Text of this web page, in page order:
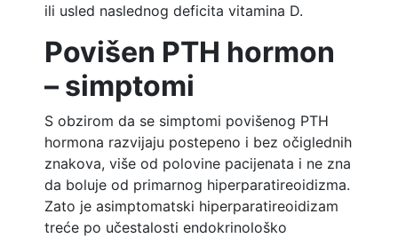
ili usled naslednog deficita vitamina D.
Povišen PTH hormon
– simptomi
S obzirom da se simptomi povišenog PTH
hormona razvijaju postepeno i bez očiglednih
znakova, više od polovine pacijenata i ne zna
da boluje od primarnog hiperparatireoidizma.
Zato je asimptomatski hiperparatireoidizam
treće po učestalosti endokrinološko